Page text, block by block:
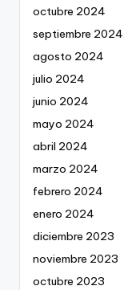
octubre 2024
septiembre 2024
agosto 2024
julio 2024
junio 2024
mayo 2024
abril 2024
marzo 2024
febrero 2024
enero 2024
diciembre 2023
noviembre 2023
octubre 2023